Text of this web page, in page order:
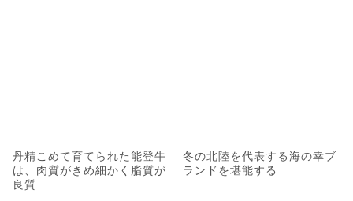
丹精こめて育てられた能登牛
は、肉質がきめ細かく脂質が
良質
冬の北陸を代表する海の幸ブ
ランドを堪能する